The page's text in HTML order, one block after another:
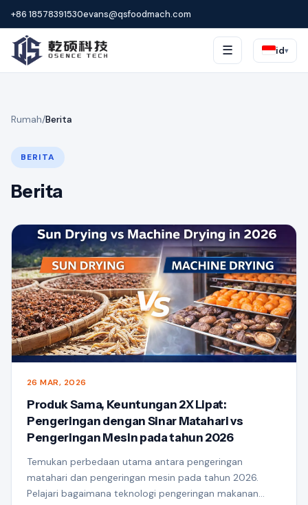
+86 18578391530evans@qsfoodmach.com
☰ id▾
Rumah/Berita
BERITA
Berita
26 MAR, 2026
Produk Sama, Keuntungan 2X Lipat:
Pengeringan dengan Sinar Matahari vs
Pengeringan Mesin pada tahun 2026
Temukan perbedaan utama antara pengeringan
matahari dan pengeringan mesin pada tahun 2026.
Pelajari bagaimana teknologi pengeringan makanan